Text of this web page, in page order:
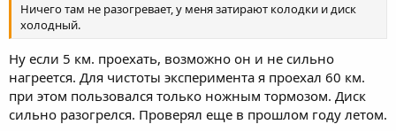
Ничего там не разогревает, у меня затирают колодки и диск
холодный.
Ну если 5 км. проехать, возможно он и не сильно
нагреется. Для чистоты эксперимента я проехал 60 км.
при этом пользовался только ножным тормозом. Диск
сильно разогрелся. Проверял еще в прошлом году летом.